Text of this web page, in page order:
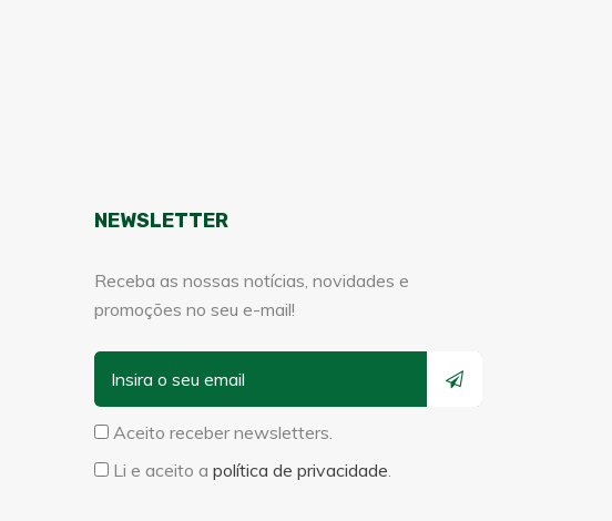
NEWSLETTER
Receba as nossas notícias, novidades e
promoções no seu e-mail!
Aceito receber newsletters.
Li e aceito a política de privacidade.